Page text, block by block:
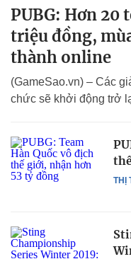
PUBG: Hơn 20
triệu đồng,
thành online
(GameSao.vn) – Các
chức sẽ khởi động trở
THỊ